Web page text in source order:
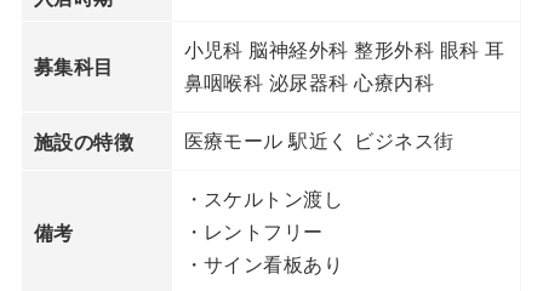
募集科目
小児科 脳神経外科 整形外科 眼科 耳
鼻咽喉科 泌尿器科 心療内科
施設の特徴 医療モール 駅近く ビジネス街
備考
・スケルトン渡し
・レントフリー
・サイン看板あり